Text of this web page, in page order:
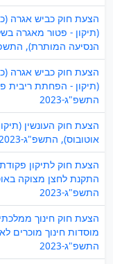
הצעת חוק כביש אגרה
(תיקון - פטור מאגרה
הנסיעה המותרת), התשפ"ג-
הצעת חוק כביש אגרה
(תיקון - הפחתת ריבית
התשפ"ג-2023
הצעת חוק העונשין
אוטובוס), התשפ"ג-2023
הצעת חוק לתיקון
התקנת לחצן מצוקה
התשפ"ג-2023
הצעת חוק חינוך ממלכתי
מוסדות חינוך מוכרים
התשפ"ג-2023